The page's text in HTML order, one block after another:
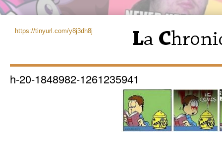
https://tinyurl.com/y8j3dh8j
h-20-1848982-1261235941